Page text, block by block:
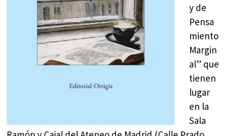
y de
Pensa
miento
Margin
al” que
tienen
lugar
en la
Sala